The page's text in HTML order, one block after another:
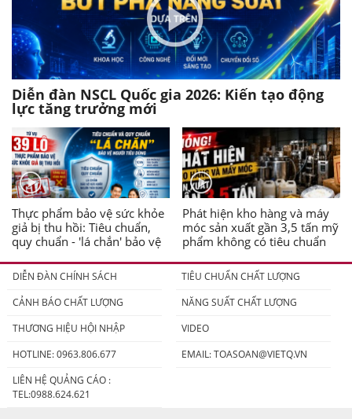
Diễn đàn NSCL Quốc gia 2026: Kiến tạo động
lực tăng trưởng mới
Thực phẩm bảo vệ sức khỏe
giả bị thu hồi: Tiêu chuẩn,
quy chuẩn - 'lá chắn' bảo vệ
Phát hiện kho hàng và máy
móc sản xuất gần 3,5 tấn mỹ
phẩm không có tiêu chuẩn
DIỄN ĐÀN CHÍNH SÁCH
TIÊU CHUẨN CHẤT LƯỢNG
CẢNH BÁO CHẤT LƯỢNG
NĂNG SUẤT CHẤT LƯỢNG
THƯƠNG HIỆU HỘI NHẬP
VIDEO
HOTLINE: 0963.806.677
EMAIL:TOASOAN@VIETQ.VN
LIÊN HỆ QUẢNG CÁO :
TEL:0988.624.621